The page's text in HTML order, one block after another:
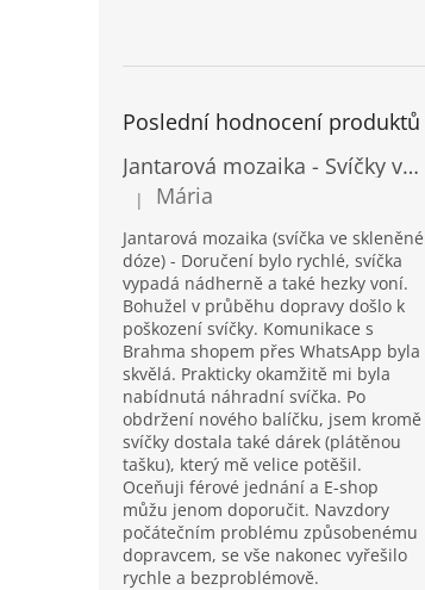
Poslední hodnocení produktů
Jantarová mozaika - Svíčky ve skleněných dózách - Vysoké
Hodnocení produktu je 5 z 5 hvězdiček.
| Mária
Jantarová mozaika (svíčka ve skleněné
dóze) - Doručení bylo rychlé, svíčka
vypadá nádherně a také hezky voní.
Bohužel v průběhu dopravy došlo k
poškození svíčky. Komunikace s
Brahma shopem přes WhatsApp byla
skvělá. Prakticky okamžitě mi byla
nabídnutá náhradní svíčka. Po
obdržení nového balíčku, jsem kromě
svíčky dostala také dárek (plátěnou
tašku), který mě velice potěšil.
Oceňuji férové jednání a E-shop
můžu jenom doporučit. Navzdory
počátečním problému způsobenému
dopravcem, se vše nakonec vyřešilo
rychle a bezproblémově.